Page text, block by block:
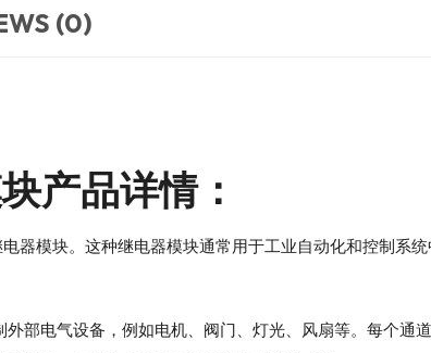
(0)
产品详情：
器模块。这种继电器模块通常用于工业自动化和控制系
部电气设备，例如电机、阀门、灯光、风扇等。每个通